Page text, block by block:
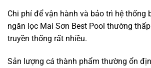
Chi phí để vận hành và bảo trì hệ thống
ngăn lọc Mai Sơn Best Pool thường
truyền thống rất nhiều.
Sản lượng cá thành phẩm thường ổn